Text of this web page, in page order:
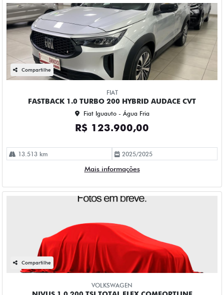
Compartilhe
FIAT
FASTBACK 1.0 TURBO 200 HYBRID AUDACE CVT
Fiat Iguauto - Água Fria
R$ 123.900,00
13.513 km 2025/2025
Mais informações
Compartilhe
VOLKSWAGEN